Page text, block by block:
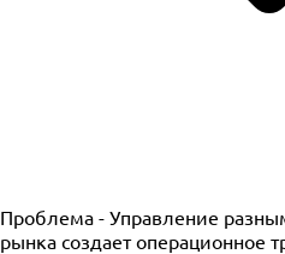
Проблема - Управление
рынка создает операционное